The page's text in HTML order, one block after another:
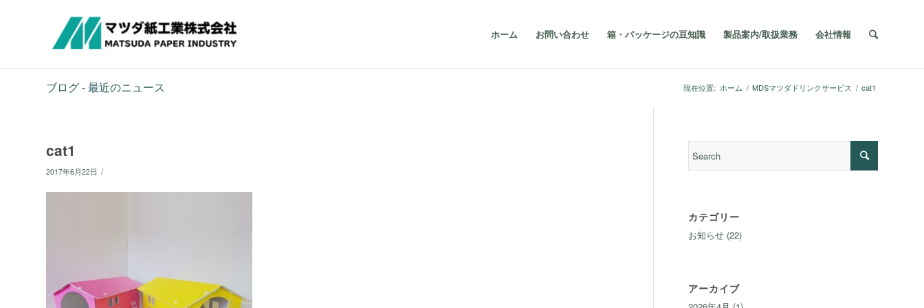
ホーム お問い合わせ 箱・パッケージの豆知識 製品案内/取扱業務 会社情報
ブログ - 最近のニュース 現在位置: ホーム / MDSマツダドリンクサービス / cat1
cat1
2017年6月22日 /
カテゴリー
お知らせ (22)
アーカイブ